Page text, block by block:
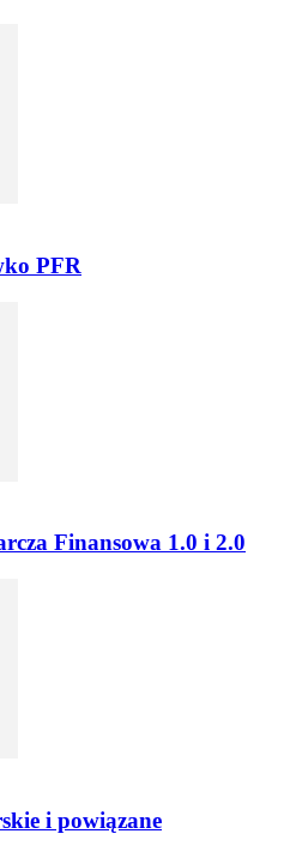
PFR
Finansowa 1.0 i 2.0
i powiązane